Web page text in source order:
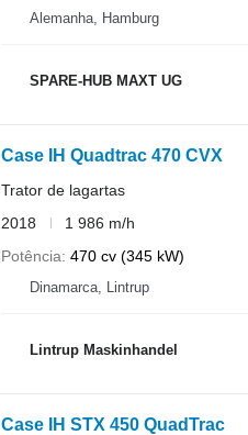
Alemanha, Hamburg
SPARE-HUB MAXT UG
Case IH Quadtrac 470 CVX
Trator de lagartas
2018
1 986 m/h
Potência 470 cv (345 kW)
Dinamarca, Lintrup
Lintrup Maskinhandel
Case IH STX 450 QuadTrac